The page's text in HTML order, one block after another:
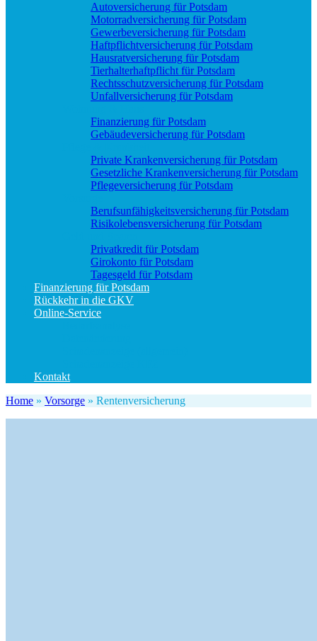
Autoversicherung für Potsdam
Motorradversicherung für Potsdam
Gewerbeversicherung für Potsdam
Haftpflichtversicherung für Potsdam
Hausratversicherung für Potsdam
Tierhalterhaftpflicht für Potsdam
Rechtsschutzversicherung für Potsdam
Unfallversicherung für Potsdam
Finanzierung für Potsdam
Gebäudeversicherung für Potsdam
Private Krankenversicherung für Potsdam
Gesetzliche Krankenversicherung für Potsdam
Pflegeversicherung für Potsdam
Berufs­unfähigkeitsversicherung für Potsdam
Risikolebensversicherung für Potsdam
Privatkredit für Potsdam
Girokonto für Potsdam
Tagesgeld für Potsdam
Finanzierung für Potsdam
Rückkehr in die GKV
Online-Service
Kontakt
Home » Vorsorge » Rentenversicherung